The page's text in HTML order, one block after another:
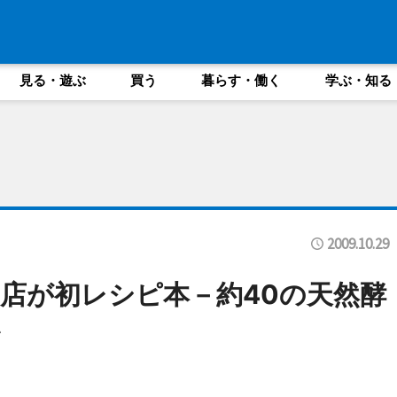
見る・遊ぶ 買う 暮らす・働く 学ぶ・知る
2009.10.29
が初レシピ本－約40の天然酵